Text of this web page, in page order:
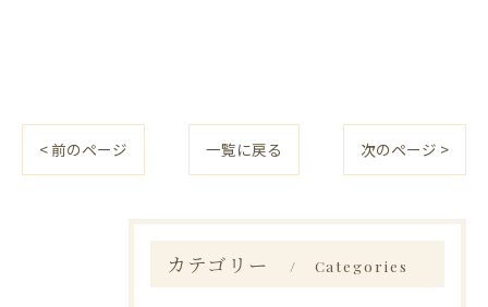
< 前のページ 一覧に戻る 次のページ >
カテゴリー Categories